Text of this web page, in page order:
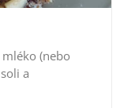
(nebo
a